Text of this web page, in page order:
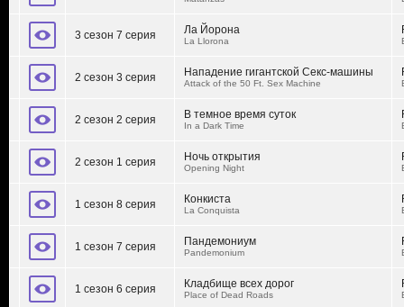
3 сезон 7 серия Ла Йорона
La Llorona
2 сезон 3 серия Нападение гигантской Секс-машины
Attack of the 50 Ft. Sex Machine
2 сезон 2 серия В темное время суток
In a Dark Time
2 сезон 1 серия Ночь открытия
Opening Night
1 сезон 8 серия Конкиста
La Conquista
1 сезон 7 серия Пандемониум
Pandemonium
1 сезон 6 серия Кладбище всех дорог
Place of Dead Roads